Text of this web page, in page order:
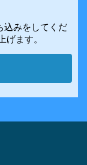
込みをしてくだ
げます。